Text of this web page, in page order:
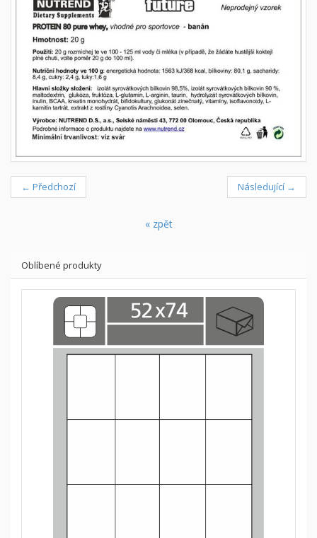
← Předchozí Následující →
« zpět
Oblíbené produkty